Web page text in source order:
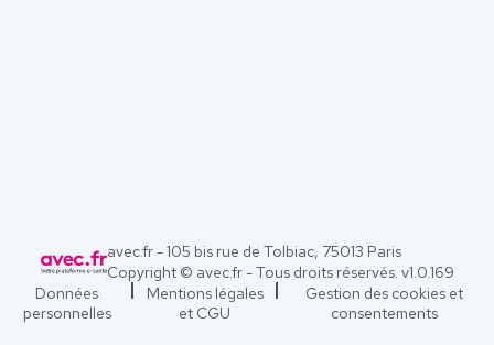
avec.fr - 105 bis rue de Tolbiac, 75013 Paris
Copyright © avec.fr - Tous droits réservés. v1.0.169
Données
personnelles
Mentions légales
et CGU
Gestion des cookies et
consentements